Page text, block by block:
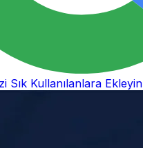
Sık Kullanılanlara Ekleyin